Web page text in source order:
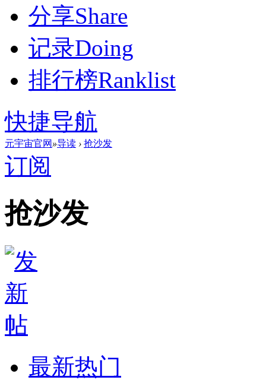
分享Share
记录Doing
排行榜Ranklist
快捷导航
元宇宙官网 »导读 › 抢沙发
订阅
抢沙发
最新热门